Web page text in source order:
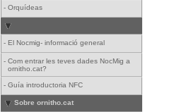
- Orquídeas
- El Nocmig- informació general
- Com entrar les teves dades NocMig a
ornitho.cat?
- Guía introductoria NFC
Sobre ornitho.cat